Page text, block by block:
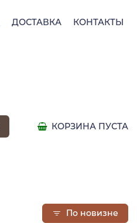
ДОСТАВКА КОНТАКТЫ
КОРЗИНА ПУСТА
По новизне